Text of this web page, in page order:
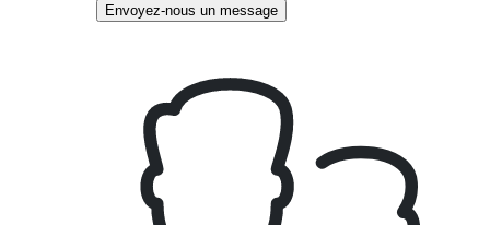
Envoyez-nous un message